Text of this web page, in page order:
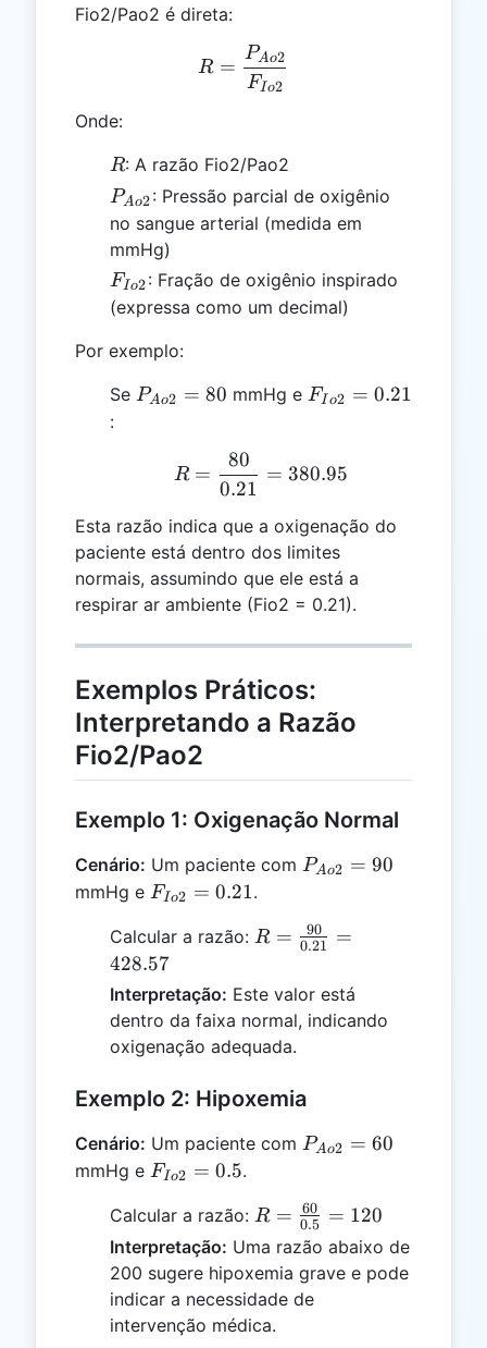
Fio2/Pao2 é direta:
R =
R =
F Io2
PAo2
Onde:
R
R: A razão Fio2/Pao2
P_{Ao2}
PAo2: Pressão parcial de oxigênio
no sangue arterial (medida em
mmHg)
F_{Io2}
FIo2: Fração de oxigênio inspirado
(expressa como um decimal)
Por exemplo:
Se P_{Ao2}
PAo2 = 80 mmHg eF_{Io2}
FI o2 = 0.21
:
R = \frac{80}{0.21} =
R =
0.21
80
= 380.95
Esta razão indica que a oxigenação do
paciente está dentro dos limites
normais, assumindo que ele está a
respirar ar ambiente (Fio2 = 0.21).
Exemplos Práticos:
Interpretando a Razão
Fio2/Pao2
Exemplo 1: Oxigenação Normal
Cenário: Um paciente com P_{Ao2}
PAo2 = 90
mmHg e F_{Io2}
FIo2 = 0.21.
Calcular a razão: R =
{0.21} =
428.57
R = 0.21
90
=
428.57
Interpretação: Este valor está
dentro da faixa normal, indicando
oxigenação adequada.
Exemplo 2: Hipoxemia
Cenário: Um paciente com P_{Ao2}
PAo2 = 60
mmHg e F_{Io2}
FIo2 = 0.5.
Calcular a razão: R =
\frac{60}
{0.5} =
120
R = 0.5
60 = 120
Interpretação: Uma razão abaixo de
200 sugere hipoxemia grave e pode
indicar a necessidade de
intervenção médica.